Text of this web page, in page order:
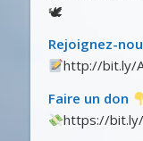
🕊
Rejoignez-
http://bit.ly/
Faire un don
https://bit.ly/